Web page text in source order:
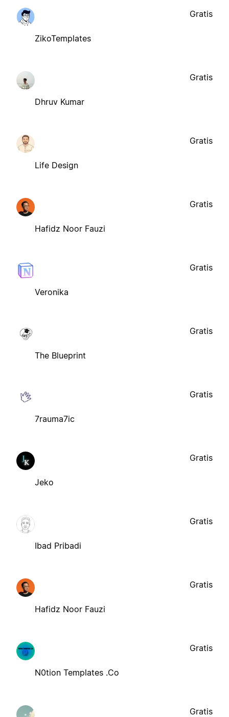
ZikoTemplates
Gratis
Dhruv Kumar
Gratis
Life Design
Gratis
Hafidz Noor Fauzi
Gratis
Veronika
Gratis
The Blueprint
Gratis
7rauma7ic
Gratis
Jeko
Gratis
Ibad Pribadi
Gratis
Hafidz Noor Fauzi
Gratis
N0tion Templates .Co
Gratis
Gratis